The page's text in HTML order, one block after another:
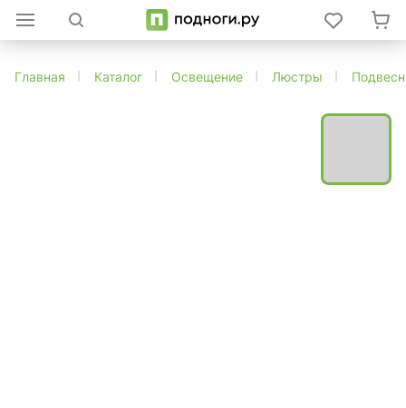
Главная Каталог Освещение Люстры